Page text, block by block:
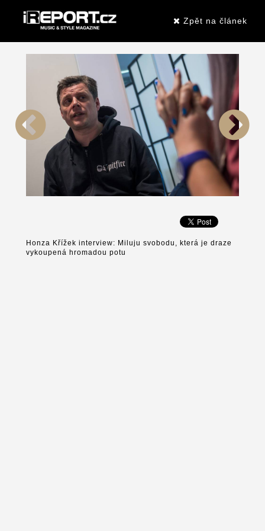
Zpět na článek
Honza Křížek interview: Miluju svobodu, která je draze
vykoupená hromadou potu